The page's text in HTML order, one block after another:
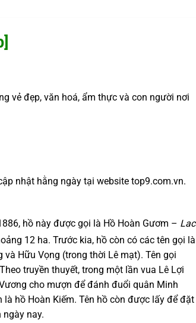
vẻ đẹp, văn hoá, ẩm thực và con người nơi
nhật hằng ngày tại website top9.com.vn.
hồ này được gọi là Hồ Hoàn Gươm – Lac
12 ha. Trước kia, hồ còn có các tên gọi là
Hữu Vọng (trong thời Lê mạt). Tên gọi
truyền thuyết, trong một lần vua Lê Lợi
cho mượn để đánh đuổi quân Minh
hồ Hoàn Kiếm. Tên hồ còn được lấy để đặt
nay.